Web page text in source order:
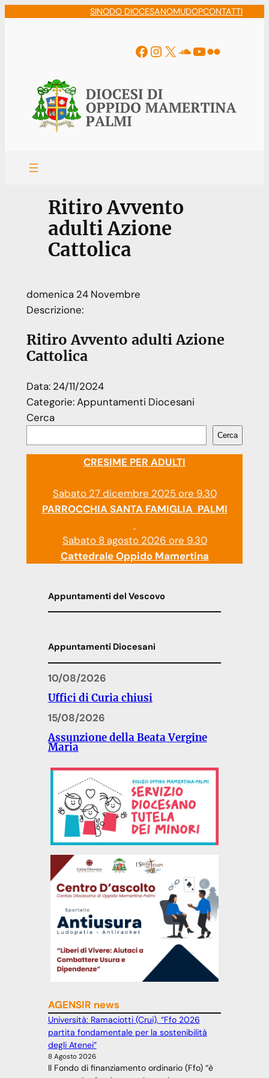
SINODO DIOCESANOMUDOPCONTATTI
Facebook
Instagram
X Soundcloud
YouTube
Flickr
Ritiro Avvento
adulti Azione
Cattolica
domenica 24 Novembre
Descrizione:
Ritiro Avvento adulti Azione
Cattolica
Data: 24/11/2024
Categorie:Appuntamenti Diocesani
Cerca
Cerca
CRESIME PER ADULTI
Sabato 27 dicembre 2025 ore 9.30
PARROCCHIA SANTA FAMIGLIA PALMI
Sabato 8 agosto 2026 ore 9.30
Cattedrale Oppido Mamertina
Appuntamenti del Vescovo
Appuntamenti Diocesani
10/08/2026
Uffici di Curia chiusi
15/08/2026
Assunzione della Beata Vergine
Maria
AGENSIR news
Università: Ramaciotti (Crui), “Ffo 2026
partita fondamentale per la sostenibilità
degli Atenei”
8 Agosto 2026
Il Fondo di finanziamento ordinario (Ffo) “è